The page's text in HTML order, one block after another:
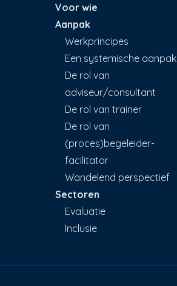
Voor wie
Aanpak
Werkprincipes
Een systemische aanpak
De rol van
adviseur/consultant
De rol van trainer
De rol van
(proces)begeleider-
facilitator
Wandelend perspectief
Sectoren
Evaluatie
Inclusie